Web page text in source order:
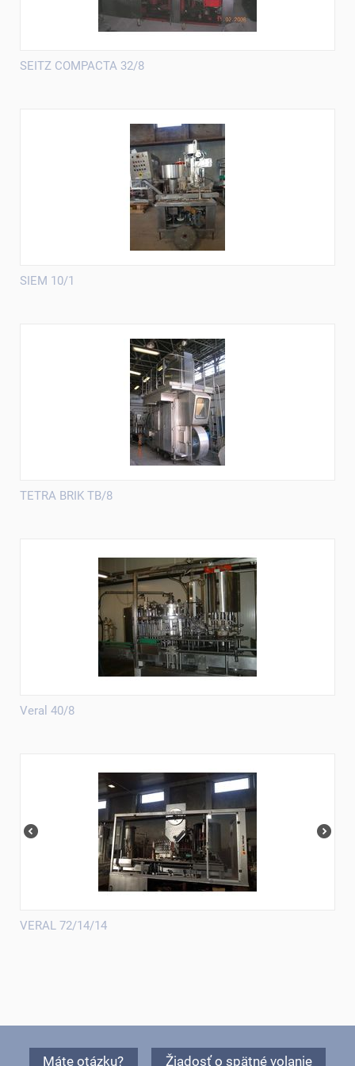
SEITZ COMPACTA 32/8
SIEM 10/1
TETRA BRIK TB/8
Veral 40/8
VERAL 72/14/14
Máte otázku? Žiadosť o spätné volanie